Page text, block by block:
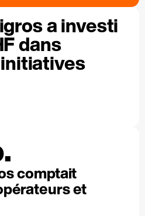
a investi
dans
comptait
et